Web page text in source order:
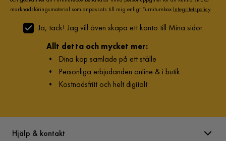
marknadsföringsmaterial som anpassats till mig enligt Furniturebox Integritetspolicy.
Ja, tack! Jag vill även skapa ett konto till Mina sidor.
Allt detta och mycket mer:
• Dina köp samlade på ett ställe
• Personliga erbjudanden online & i butik
• Kostnadsfritt och helt digitalt
Hjälp & kontakt